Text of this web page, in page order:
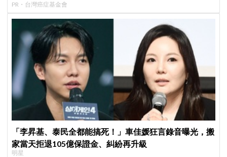
PR・台灣癌症基金會
「李昇基、泰民全都能搞死！」車佳媛狂言錄音曝光，搬
家當天拒退105億保證金、糾紛再升級
明星